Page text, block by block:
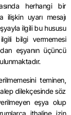
herhangi bir
uyarı mesajı
ilgili bu hususu
bilgi vermemesi
eşyanın üçüncü
teminen,
dilekçesinde söz
eşya olup
ithaline izin